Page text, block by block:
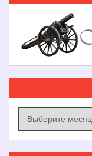
номеров